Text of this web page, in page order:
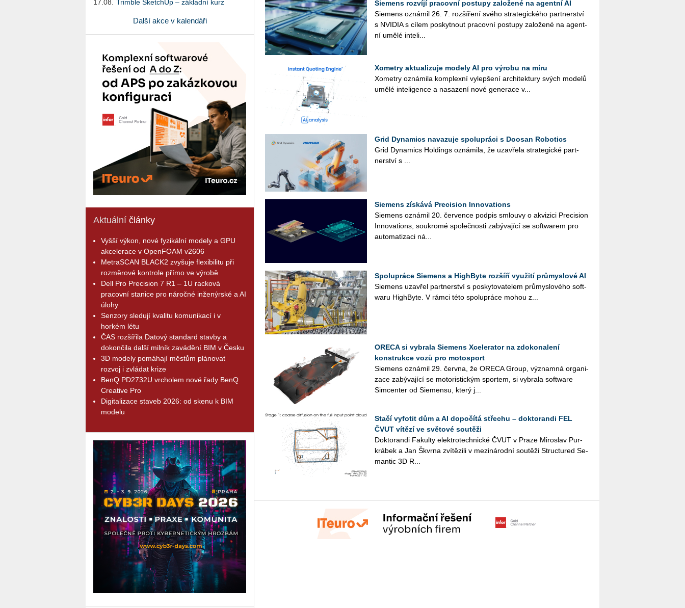
17.08.
Trimble SketchUp – základní kurz
Další akce v kalendáři
Aktuální články
Vyšší výkon, nové fyzikální modely a GPU
akcelerace v OpenFOAM v2606
MetraSCAN BLACK2 zvyšuje flexibilitu při
rozměrové kontrole přímo ve výrobě
Dell Pro Precision 7 R1 – 1U racková
pracovní stanice pro náročné inženýrské a AI
úlohy
Senzory sledují kvalitu komunikací i v
horkém létu
ČAS rozšířila Datový standard stavby a
dokončila další milník zavádění BIM v Česku
3D modely pomáhají městům plánovat
rozvoj i zvládat krize
BenQ PD2732U vrcholem nové řady BenQ
Creative Pro
Digitalizace staveb 2026: od skenu k BIM
modelu
Siemens rozvíjí pracovní postupy založené na agentní AI
Sie­mens ozná­mil 26. 7. roz­ší­ře­ní svého stra­te­gic­ké­ho part­ner­ství
s NVI­DIA s cílem po­skyt­nout pra­cov­ní po­stu­py za­lo­že­né na agent­
ní umělé in­te­li­...
Xometry aktualizuje modely AI pro výrobu na míru
Xo­me­t­ry ozná­mi­la kom­plex­ní vy­lep­še­ní ar­chi­tek­tu­ry svých mo­de­lů
umělé in­te­li­gen­ce a na­sa­ze­ní nové ge­ne­ra­ce v...
Grid Dynamics navazuje spolupráci s Doosan Robotics
Grid Dy­na­mics Hol­dings ozná­mi­la, že uza­vře­la stra­te­gic­ké part­
ner­ství s ...
Siemens získává Precision Innovations
Sie­mens ozná­mil 20. čer­ven­ce pod­pis smlou­vy o akvi­zi­ci Pre­ci­si­on
In­no­vati­ons, sou­kro­mé spo­leč­nos­ti za­bý­va­jí­cí se soft­warem pro
au­to­ma­ti­za­ci ná­...
Spolupráce Siemens a HighByte rozšíří využití průmyslové AI
Sie­mens uza­vřel part­ner­ství s po­sky­to­va­te­lem prů­mys­lo­vé­ho soft­
wa­ru HighBy­te. V rámci této spo­lu­prá­ce mohou z...
ORECA si vybrala Siemens Xcelerator na zdokonalení
konstrukce vozů pro motosport
Sie­mens ozná­mil 29. červ­na, že ORE­CA Group, vý­znam­ná or­ga­ni­
za­ce za­bý­va­jí­cí se mo­to­ris­tic­kým spor­tem, si vy­bra­la soft­ware
Sim­cen­ter od Sie­men­su, který j...
Stačí vyfotit dům a AI dopočítá střechu – doktorandi FEL
ČVUT vítězí ve světové soutěži
Dok­to­ran­di Fa­kul­ty elek­tro­tech­nic­ké ČVUT v Praze Mi­roslav Pur­
krá­bek a Jan Škvr­na zví­tě­zi­li v me­zi­ná­rod­ní sou­tě­ži Structu­red Se­
man­tic 3D R...